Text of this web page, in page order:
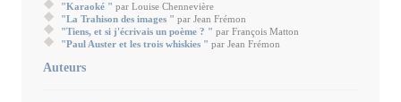
"Karaoké " par Louise Chennevière
"La Trahison des images " par Jean Frémon
"Tiens, et si j'écrivais un poème ? " par François Matton
"Paul Auster et les trois whiskies " par Jean Frémon
Auteurs